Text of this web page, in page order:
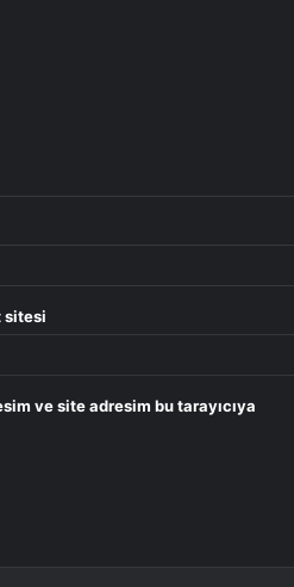
sitesi
ve site adresim bu tarayıcıya